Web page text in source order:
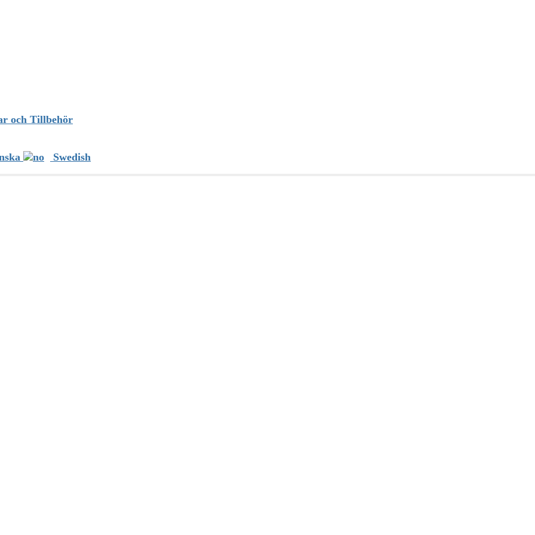
och Tillbehör
Swedish
för MSI
har valt LetMeRepair Nordic som sin servicepartner i Sverige och Danmark